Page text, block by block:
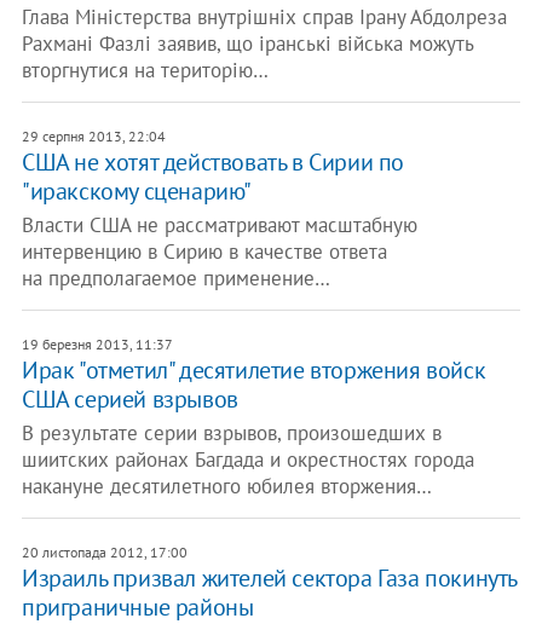
Глава Міністерства внутрішніх справ Ірану Абдолреза
Рахмані Фазлі заявив, що іранські війська можуть
вторгнутися на територію…
29 серпня 2013, 22:04
США не хотят действовать в Сирии по
"иракскому сценарию"
Власти США не рассматривают масштабную
интервенцию в Сирию в качестве ответа
на предполагаемое применение…
19 березня 2013, 11:37
Ирак "отметил" десятилетие вторжения войск
США серией взрывов
В результате серии взрывов, произошедших в
шиитских районах Багдада и окрестностях города
накануне десятилетного юбилея вторжения…
20 листопада 2012, 17:00
Израиль призвал жителей сектора Газа покинуть
приграничные районы